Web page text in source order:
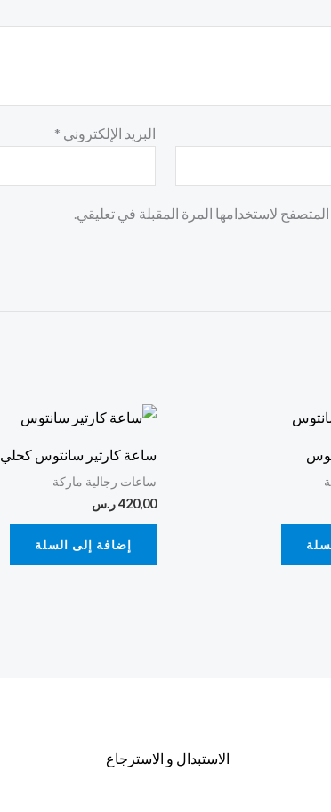
البريد الإلكتروني *
لاستخدامها المرة المقبلة في تعليقي.
ساعة كارتير سانتوس كحلي
ساعات رجالية ماركة
420,00ر.س
إضافة إلى السلة
الاستبدال و الاسترجاع